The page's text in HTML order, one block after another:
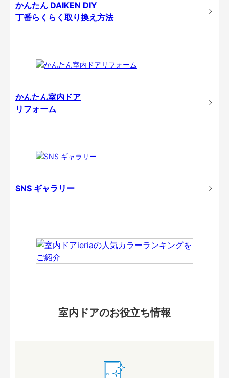
かんたん DAIKEN DIY
丁番らくらく取り換え方法
かんたん室内ドア
リフォーム
SNS ギャラリー
室内ドアのお役立ち情報